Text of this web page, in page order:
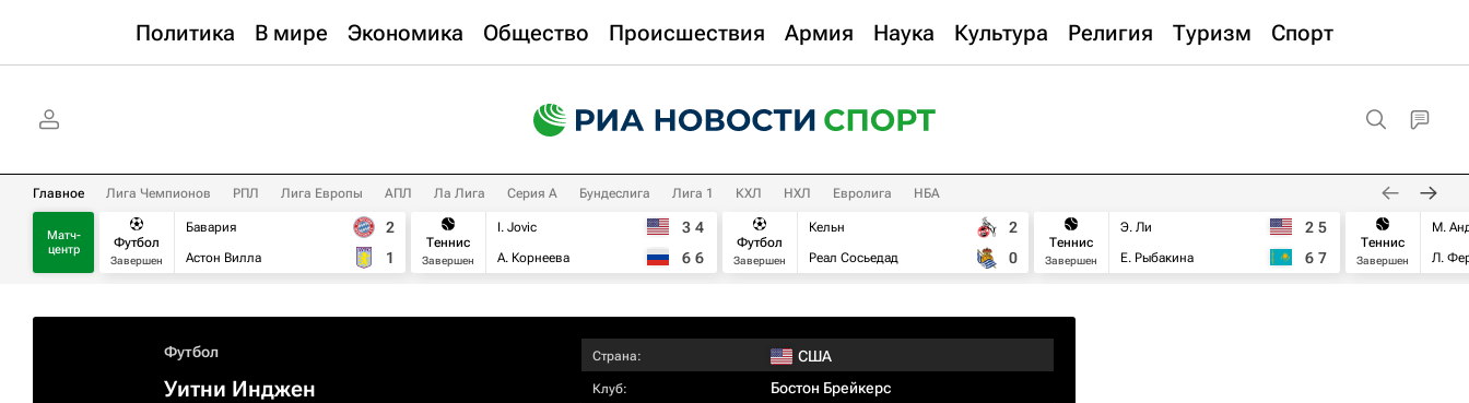
Политика В мире Экономика Общество Происшествия Армия Наука Культура Религия Туризм Спорт
Главное Лига Чемпионов РПЛ Лига Европы АПЛ Ла Лига Серия А Бундеслига Лига 1 КХЛ НХЛ Евролига НБА
Матч-
центр
Футбол
Завершен
Бавария
Астон Вилла
2
1
Теннис
Завершен
I. Jovic
А. Корнеева
3 4
6 6
Футбол
Завершен
Кельн
Реал Сосьедад
2
0
Теннис
Завершен
Э. Ли
Е. Рыбакина
2 5
6 7
Теннис
Завершен
М.
Л.
Футбол
Уитни Инджен
Страна: США
Клуб: Бостон Брейкерс